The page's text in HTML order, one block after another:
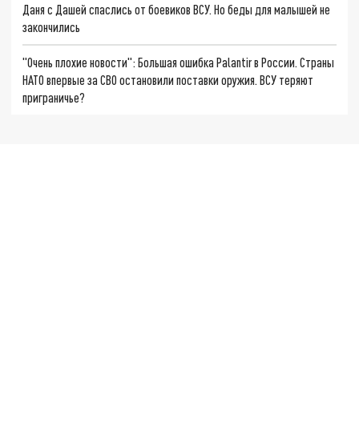
Даня с Дашей спаслись от боевиков ВСУ. Но беды для малышей не
закончились
"Очень плохие новости": Большая ошибка Palantir в России. Страны
НАТО впервые за СВО остановили поставки оружия. ВСУ теряют
приграничье?